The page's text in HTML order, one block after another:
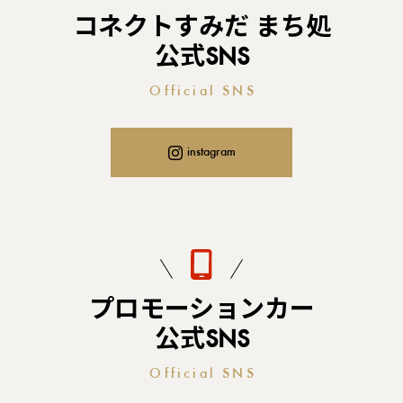
コネクトすみだ まち処
公式SNS
Official SNS
instagram
プロモーションカー
公式SNS
Official SNS